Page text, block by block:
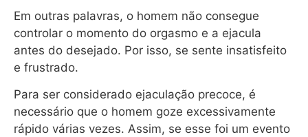
Em outras palavras, o homem não consegue
controlar o momento do orgasmo e a ejacula
antes do desejado. Por isso, se sente insatisfeito
e frustrado.
Para ser considerado ejaculação precoce, é
necessário que o homem goze excessivamente
rápido várias vezes. Assim, se esse foi um evento